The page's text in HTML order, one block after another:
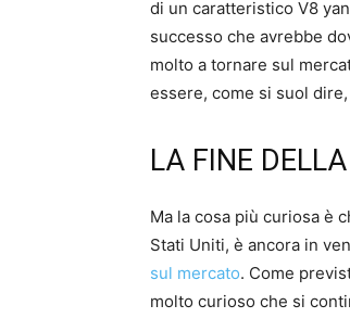
di un caratteristico V8
successo che avrebbe
molto a tornare sul
essere, come si suol
LA FINE
Ma la cosa più curiosa è
Stati Uniti, è ancora in
sul mercato. Come
molto curioso che si